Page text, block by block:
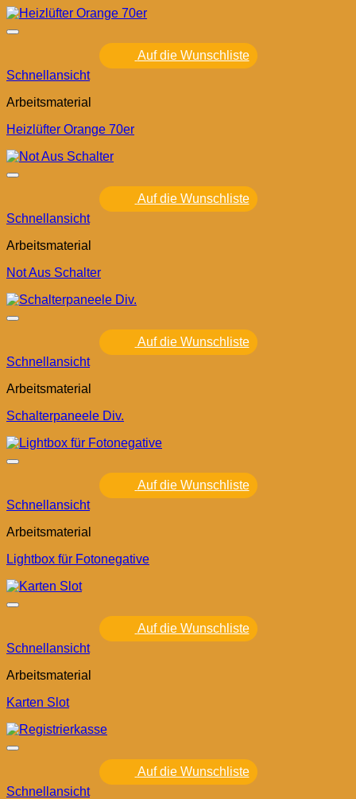
Auf die Wunschliste
Schnellansicht
Arbeitsmaterial
Heizlüfter Orange 70er
Auf die Wunschliste
Schnellansicht
Arbeitsmaterial
Not Aus Schalter
Auf die Wunschliste
Schnellansicht
Arbeitsmaterial
Schalterpaneele Div.
Auf die Wunschliste
Schnellansicht
Arbeitsmaterial
Lightbox für Fotonegative
Auf die Wunschliste
Schnellansicht
Arbeitsmaterial
Karten Slot
Auf die Wunschliste
Schnellansicht